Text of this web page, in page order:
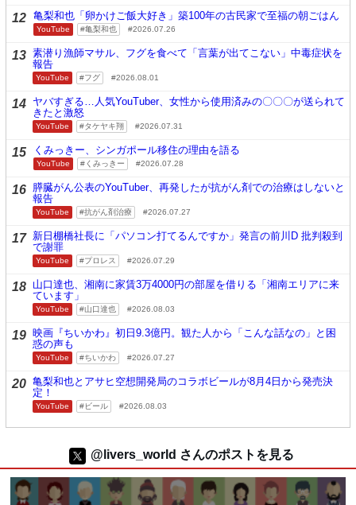
12 亀梨和也「卵かけご飯大好き」築100年の古民家で至福の朝ごはん
YouTube 亀梨和也 2026.07.26
13 素潜り漁師マサル、フグを食べて「言葉が出てこない」中毒症状を
報告
YouTube フグ 2026.08.01
14 ヤバすぎる…人気YouTuber、女性から使用済みの〇〇〇が送られて
きたと激怒
YouTube タケヤキ翔 2026.07.31
15 くみっきー、シンガポール移住の理由を語る
YouTube くみっきー 2026.07.28
16 膵臓がん公表のYouTuber、再発したが抗がん剤での治療はしないと
報告
YouTube 抗がん剤治療 2026.07.27
17 新日棚橋社長に「パソコン打てるんですか」発言の前川D 批判殺到
で謝罪
YouTube プロレス 2026.07.29
18 山口達也、湘南に家賃3万4000円の部屋を借りる「湘南エリアに来
ています」
YouTube 山口達也 2026.08.03
19 映画『ちいかわ』初日9.3億円。観た人から「こんな話なの」と困
惑の声も
YouTube ちいかわ 2026.07.27
20 亀梨和也とアサヒ空想開発局のコラボビールが8月4日から発売決
定！
YouTube ビール 2026.08.03
@livers_world さんのポストを見る